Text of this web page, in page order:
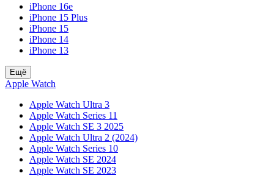
iPhone 16e
iPhone 15 Plus
iPhone 15
iPhone 14
iPhone 13
Ещё
Apple Watch
Apple Watch Ultra 3
Apple Watch Series 11
Apple Watch SE 3 2025
Apple Watch Ultra 2 (2024)
Apple Watch Series 10
Apple Watch SE 2024
Apple Watch SE 2023